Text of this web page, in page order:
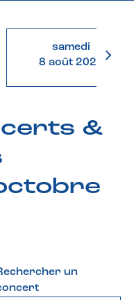
samedi
8 août 2026
&
un